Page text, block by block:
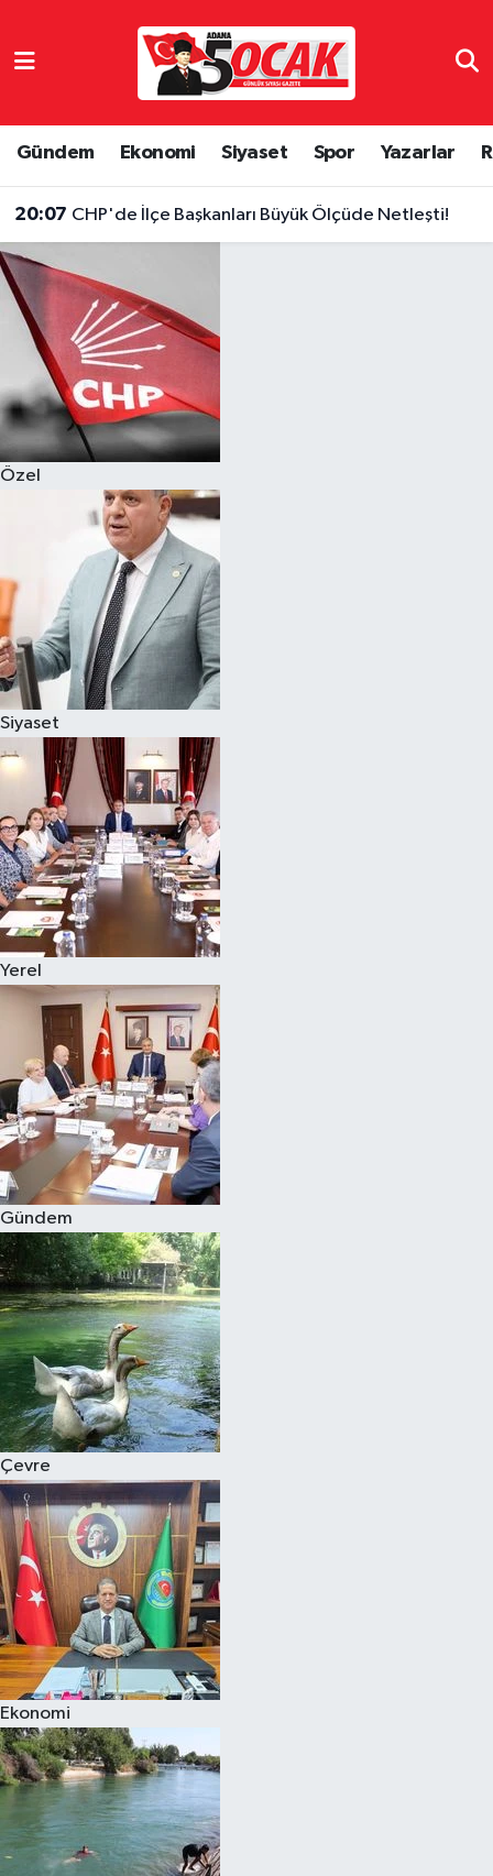
Gündem Ekonomi Siyaset Spor Yazarlar
20:07 CHP'de İlçe Başkanları Büyük Ölçüde Netleşti!
Özel
Siyaset
Yerel
Gündem
Çevre
Ekonomi
Eğitim
Ekonomi
Gündem
Magazin
Özel
Resmi İlanlar
Sağlık
Siyaset
Spor
Yaşam
Yerel Yönetimler
Yurttan
Hava Durumu
Son Dakika Haberleri
Haber Arşivi